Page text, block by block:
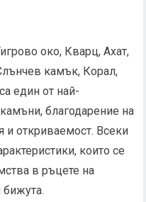
око, Кварц, Ахат,
камък, Корал,
един от най-
благодарение на
и откриваемост. Всеки
които се
в ръцете на
бижута.